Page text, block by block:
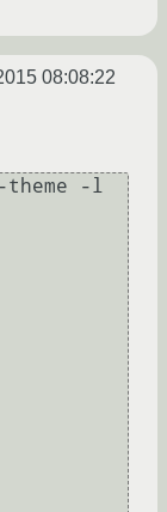
08:08:22
theme -l